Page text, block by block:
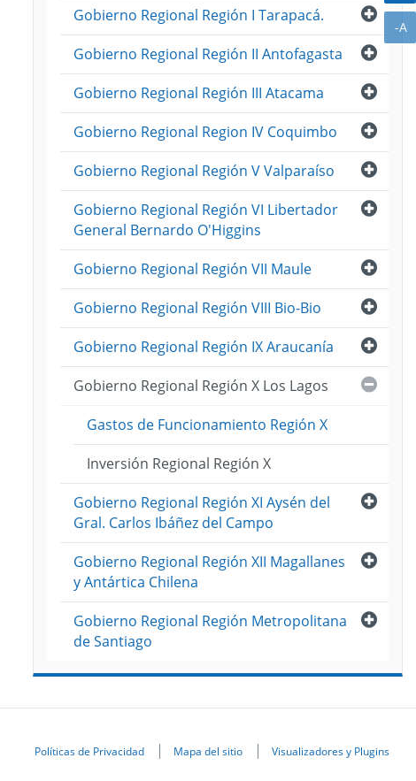
Abrir
Gobierno Regional Región I Tarapacá.
Abrir
Gobierno Regional Región II Antofagasta
Abrir
Gobierno Regional Región III Atacama
Abrir
Gobierno Regional Region IV Coquimbo
Abrir
Gobierno Regional Región V Valparaíso
Abrir
Gobierno Regional Región VI Libertador
General Bernardo O'Higgins
Abrir
Gobierno Regional Región VII Maule
Abrir
Gobierno Regional Región VIII Bio-Bio
Abrir
Gobierno Regional Región IX Araucanía
Gobierno Regional Región X Los Lagos
Gastos de Funcionamiento Región X
Inversión Regional Región X
Abrir
Gobierno Regional Región XI Aysén del
Gral. Carlos Ibáñez del Campo
Abrir
Gobierno Regional Región XII Magallanes
y Antártica Chilena
Abrir
Gobierno Regional Región Metropolitana
de Santiago
Políticas de Privacidad Mapa del sitio Visualizadores y Plugins
-A